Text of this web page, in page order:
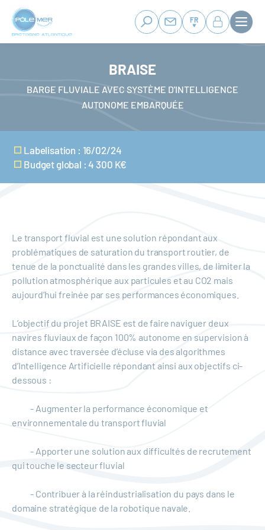
Panneau de gestion des cookies
Aller
contenu
FR
BRAISE
BARGE FLUVIALE AVEC SYSTÈME D'INTELLIGENCE
AUTONOME EMBARQUÉE
Labelisation : 16/02/24
Budget global : 4 300 K€
Le transport fluvial est une solution répondant aux
problématiques de saturation du transport routier, de
tenue de la ponctualité dans les grandes villes, de limiter la
pollution atmosphérique aux particules et au CO2 mais
aujourd’hui freinée par ses performances économiques.
L’objectif du projet BRAISE est de faire naviguer deux
navires fluviaux de façon 100% autonome en supervision à
distance avec traversée d’écluse via des algorithmes
d’Intelligence Artificielle répondant ainsi aux objectifs ci-
dessous :
- Augmenter la performance économique et
environnementale du transport fluvial
- Apporter une solution aux difficultés de recrutement
qui touche le secteur fluvial
- Contribuer à la réindustrialisation du pays dans le
domaine stratégique de la robotique navale.